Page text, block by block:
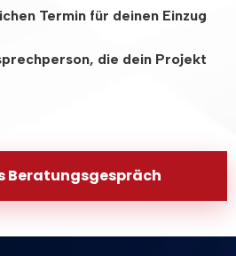
Termin für deinen Einzug
die dein Projekt
Beratungsgespräch